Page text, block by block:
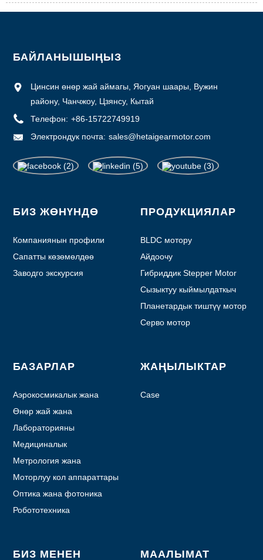
БАЙЛАНЫШЫҢЫЗ
Цинсин өнөр жай аймагы, Яогуан шаары, Вужин
району, Чанчжоу, Цзянсу, Кытай
Телефон: +86-15722749919
Электрондук почта: sales@hetaigearmotor.com
БИЗ ЖӨНҮНДӨ
Компаниянын профили
Сапатты көзөмөлдөө
Заводго экскурсия
ПРОДУКЦИЯЛАР
BLDC мотору
Айдоочу
Гибриддик Stepper Motor
Сызыктуу кыймылдаткыч
Планетардык тиштүү мотор
Серво мотор
БАЗАРЛАР
Аэрокосмикалык жана
авиация
Өнөр жай жана
автоматташтыруу
Лабораторияны
автоматташтыруу
Медициналык
Метрология жана
тестирлөө
Моторлуу кол аппараттары
Оптика жана фотоника
Робототехника
ЖАҢЫЛЫКТАР
Case
БИЗ МЕНЕН МААЛЫМАТ